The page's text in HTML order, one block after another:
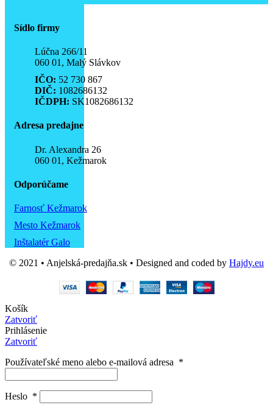
Sídlo firmy
Lúčna 266/11
060 01, Malý Slávkov
IČO: 52 730 867
DIČ: 1082686132
IČDPH: SK1082686132
Adresa predajne
Dr. Alexandra 26
060 01, Kežmarok
Odporúčame
Farnosť Kežmarok
Mesto Kežmarok
Inštalatér Galo
© 2021 • Anjelská-predajňa.sk • Designed and coded by Hajdy.eu
Košík
Zatvoriť
Prihlásenie
Zatvoriť
Používateľské meno alebo e-mailová adresa *
Heslo *